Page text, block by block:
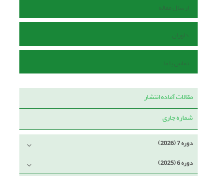
ارسال مقاله
داوران
تماس با ما
مقالات آماده انتشار
شماره جاری
دوره 7 (2026)
دوره 6 (2025)